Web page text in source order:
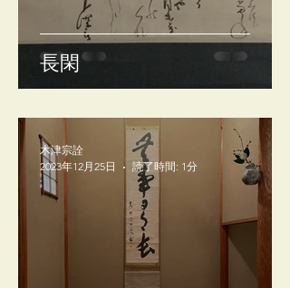
長閑
木津宗詮
2023年12月25日
読了時間: 1分